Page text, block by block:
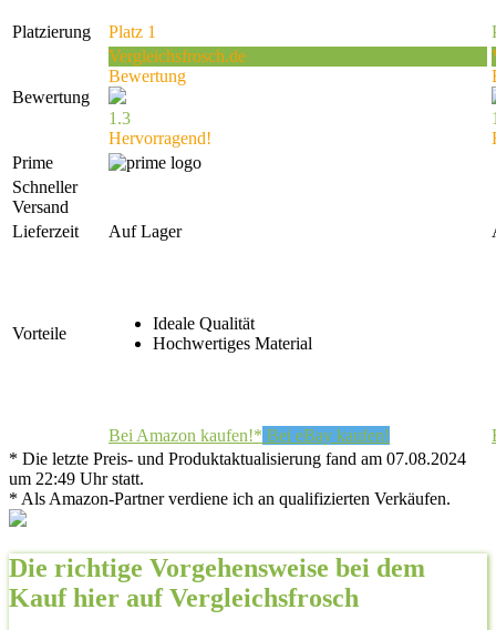
Platzierung Platz 1
Bewertung
Vergleichsfrosch.de
Bewertung
1.3
Hervorragend!
Prime
Schneller
Versand
Lieferzeit
Auf Lager
Vorteile
Ideale Qualität
Hochwertiges Material
Bei Amazon kaufen!* Bei eBay kaufen!
* Die letzte Preis- und Produktaktualisierung fand am 07.08.2024
um 22:49 Uhr statt.
* Als Amazon-Partner verdiene ich an qualifizierten Verkäufen.
Die richtige Vorgehensweise bei dem
Kauf hier auf Vergleichsfrosch